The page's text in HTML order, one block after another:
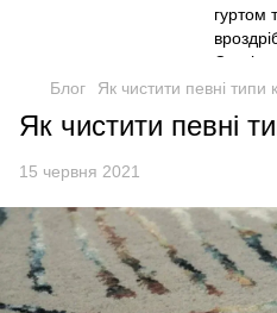
Блог Як чистити певні типи
Як чистити певні
15 червня 2021